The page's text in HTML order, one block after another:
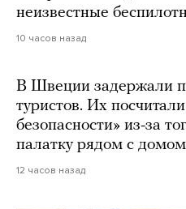
неизвестные
10 часов назад
В Швеции задержали
туристов. Их
безопасности» из-за
палатку рядом с
12 часов назад